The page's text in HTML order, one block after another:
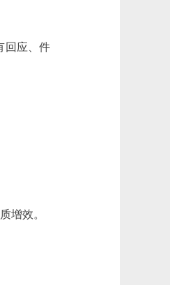
回应、件
增效。